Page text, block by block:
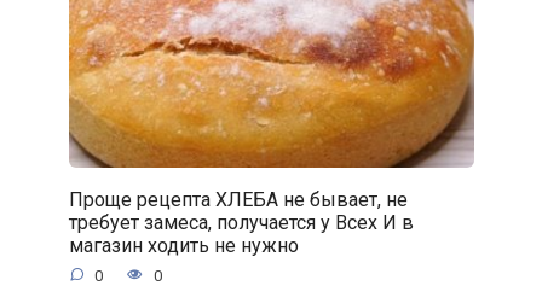
Проще рецепта ХЛЕБА не бывает, не
требует замеса, получается у Всех И в
магазин ходить не нужно
0 0